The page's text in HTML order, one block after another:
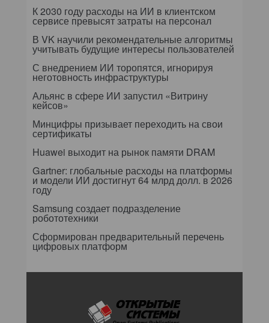
К 2030 году расходы на ИИ в клиентском
сервисе превысят затраты на персонал
В VK научили рекомендательные алгоритмы
учитывать будущие интересы пользователей
С внедрением ИИ торопятся, игнорируя
неготовность инфраструктуры
Альянс в сфере ИИ запустил «Витрину
кейсов»
Минцифры призывает переходить на свои
сертификаты
Huawei выходит на рынок памяти DRAM
Gartner: глобальные расходы на платформы
и модели ИИ достигнут 64 млрд долл. в 2026
году
Samsung создает подразделение
робототехники
Сформирован предварительный перечень
цифровых платформ